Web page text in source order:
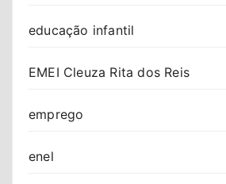
educação infantil
EMEI Cleuza Rita dos Reis
emprego
enel